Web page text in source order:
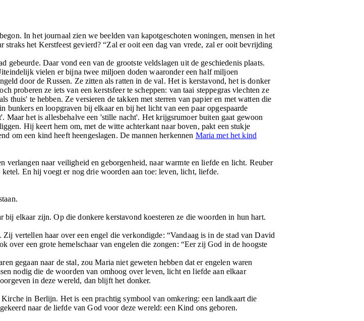
In het journaal zien we beelden van kapotgeschoten woningen, mensen in het
het Kerstfeest gevierd? “Zal er ooit een dag van vrede, zal er ooit bevrijding
Daar vond een van de grootste veldslagen uit de geschiedenis plaats.
vielen er bijna twee miljoen doden waaronder een half miljoen
door de Russen. Ze zitten als ratten in de val. Het is kerstavond, het is donker
proberen ze iets van een kerstsfeer te scheppen: van taai steppegras vlechten ze
thuis' te hebben. Ze versieren de takken met sterren van papier en met watten die
bunkers en loopgraven bij elkaar en bij het licht van een paar opgespaarde
het is allesbehalve een 'stille nacht'. Het krijgsrumoer buiten gaat gewoon
Hij keert hem om, met de witte achterkant naar boven, pakt een stukje
om een kind heeft heengeslagen. De mannen herkennen Maria met het kind
verlangen naar veiligheid en geborgenheid, naar warmte en liefde en licht. Reuber
En hij voegt er nog drie woorden aan toe: leven, licht, liefde.
elkaar zijn. Op die donkere kerstavond koesteren ze die woorden in hun hart.
vertellen haar over een engel die verkondigde: “Vandaag is in de stad van David
over een grote hemelschaar van engelen die zongen: “Eer zij God in de hoogste
gegaan naar de stal, zou Maria niet geweten hebben dat er engelen waren
nodig die de woorden van omhoog over leven, licht en liefde aan elkaar
in deze wereld, dan blijft het donker.
in Berlijn. Het is een prachtig symbool van omkering: een landkaart die
naar de liefde van God voor deze wereld: een Kind ons geboren.